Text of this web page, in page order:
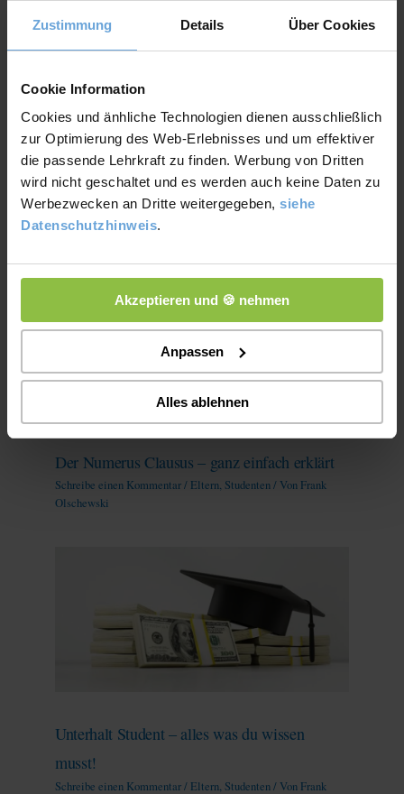
Zustimmung Details Über Cookies
Cookie Information
Cookies und änhliche Technologien dienen ausschließlich
zur Optimierung des Web-Erlebnisses und um effektiver
die passende Lehrkraft zu finden. Werbung von Dritten
wird nicht geschaltet und es werden auch keine Daten zu
Werbezwecken an Dritte weitergegeben, siehe
Datenschutzhinweis.
Akzeptieren und 🍪 nehmen
Anpassen
Alles ablehnen
←Vorheriger Beitrag Nächster Beitrag→
Ähnliche Beiträge
Der Numerus Clausus – ganz einfach erklärt
Schreibe einen Kommentar/ Eltern, Studenten/ Von Frank
Olschewski
Unterhalt Student – alles was du wissen
musst!
Schreibe einen Kommentar/ Eltern, Studenten/ Von Frank